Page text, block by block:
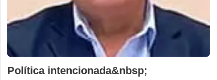
Política intencionada&nbsp;